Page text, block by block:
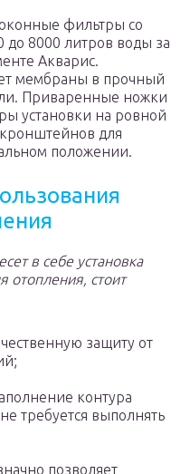
фильтры со
до 8000 литров воды за
Акварис.
мембраны в прочный
Приваренные ножки
установки на ровной
для
положении.
в себе установка
отопления, стоит
защиту от
контура
требуется выполнять
позволяет